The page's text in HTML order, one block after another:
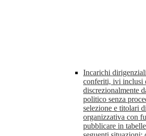
Incarichi
conferiti, ivi inclusi
discrezionalmente
politico senza
selezione e titolari
organizzativa con
pubblicare in